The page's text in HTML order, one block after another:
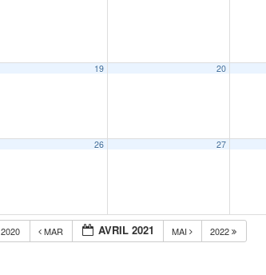
19 20
26 27
2020 MAR AVRIL 2021 MAI 2022